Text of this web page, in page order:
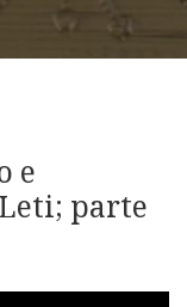
e
parte